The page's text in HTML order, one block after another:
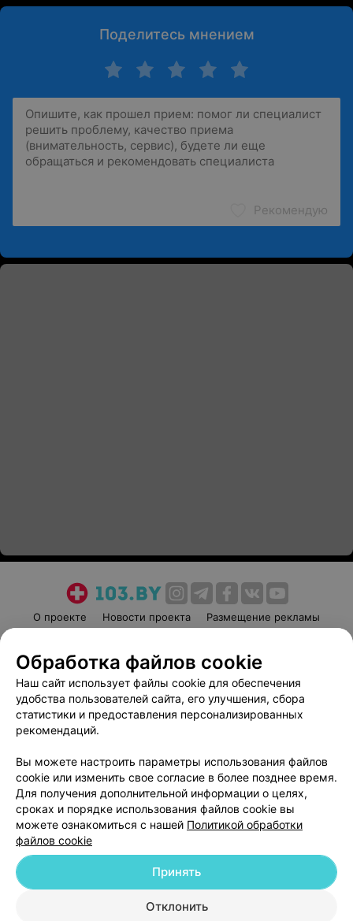
Поделитесь мнением
Рекомендую
О проекте Новости проекта
Размещение рекламы
Пользовательское соглашение
Способы оплаты
Вакансии
Партнеры
Написать руководителю 103.by
Обработка персональных данных
© 2026 ООО «Артокс Лаб», УНП 191700409
| 220012, Республика Беларусь,
Обработка файлов cookie
Наш сайт использует файлы cookie для обеспечения
удобства пользователей сайта, его улучшения, сбора
статистики и предоставления персонализированных
рекомендаций.
Вы можете настроить параметры использования файлов
cookie или изменить свое согласие в более позднее время.
Для получения дополнительной информации о целях,
сроках и порядке использования файлов cookie вы
можете ознакомиться с нашей Политикой обработки
файлов cookie
Отклонить
Принять